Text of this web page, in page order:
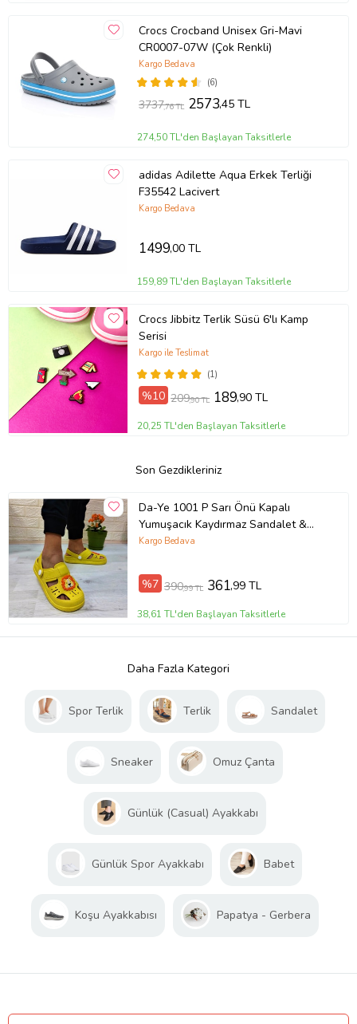
Crocs Crocband Unisex Gri-Mavi
CR0007-07W (Çok Renkli)
(6)
Kargo Bedava
3737,76 TL 2573,45 TL
274,50 TL'den Başlayan Taksitlerle
adidas Adilette Aqua Erkek Terliği
F35542 Lacivert
Kargo Bedava
1499,00 TL
159,89 TL'den Başlayan Taksitlerle
Crocs Jibbitz Terlik Süsü 6'lı Kamp
Serisi
(1)
Kargo ile Teslimat
%10 209,90 TL 189,90 TL
20,25 TL'den Başlayan Taksitlerle
Son Gezdikleriniz
Da-Ye 1001 P Sarı Önü Kapalı
Yumuşacık Kaydırmaz Sandalet &
Terlik
Kargo Bedava
%7 390,99 TL 361,99 TL
38,61 TL'den Başlayan Taksitlerle
Daha Fazla Kategori
Spor Terlik Terlik Sandalet
Sneaker Omuz Çanta
Günlük (Casual) Ayakkabı
Günlük Spor Ayakkabı Babet
Koşu Ayakkabısı Papatya - Gerbera